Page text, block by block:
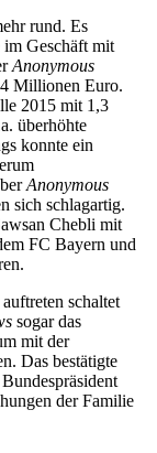
rund. Es
im Geschäft mit
Anonymous
4 Millionen Euro.
2015 mit 1,3
überhöhte
konnte ein
Anonymous
sich schlagartig.
Chebli mit
FC Bayern und
schaltet
sogar das
mit der
Das bestätigte
der Familie